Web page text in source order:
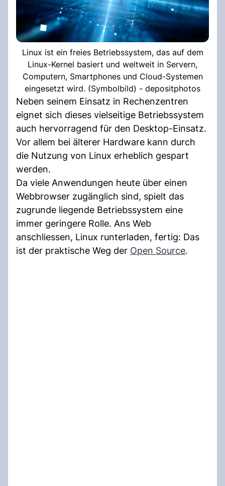
Linux ist ein freies Betriebssystem, das auf dem
Linux-Kernel basiert und weltweit in Servern,
Computern, Smartphones und Cloud-Systemen
eingesetzt wird. (Symbolbild) - depositphotos
Neben seinem Einsatz in Rechenzentren
eignet sich dieses vielseitige Betriebssystem
auch hervorragend für den Desktop-Einsatz.
Vor allem bei älterer Hardware kann durch
die Nutzung von Linux erheblich gespart
werden.
Da viele Anwendungen heute über einen
Webbrowser zugänglich sind, spielt das
zugrunde liegende Betriebssystem eine
immer geringere Rolle. Ans Web
anschliessen, Linux runterladen, fertig: Das
ist der praktische Weg der Open Source.